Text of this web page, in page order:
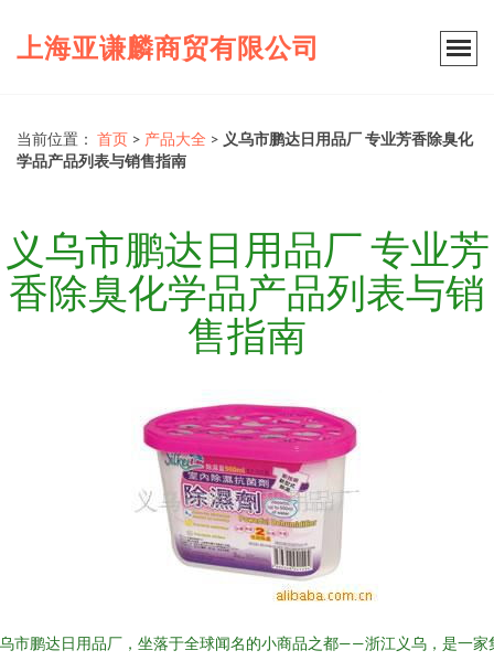
上海亚谦麟商贸有限公司
当前位置： 首页 > 产品大全 > 义乌市鹏达日用品厂 专业芳香除臭化
学品产品列表与销售指南
义乌市鹏达日用品厂 专业芳
香除臭化学品产品列表与销
售指南
市鹏达日用品厂，坐落于全球闻名的小商品之都——浙江义乌，是一家